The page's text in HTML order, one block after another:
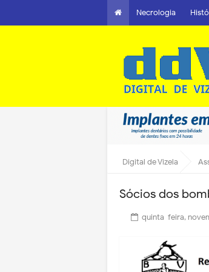
Necrologia
Digital de Vizela
Sócios dos
quinta-feira,